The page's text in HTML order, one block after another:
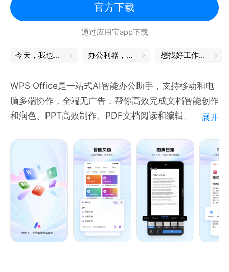
官方下载
通过应用宝app下载
今天，我也是勇敢的打工人 办公利器，让工作更轻松 想找好工作？试试这款APP
WPS Office是一站式AI智能办公助手，支持移动和电
脑多端协作，全端无广告，帮你高效完成文档智能创作
和润色、PPT高效制作、PDF文档阅读和编辑、文件拍
景。
安卓端办公软件，个人版免费使用
用户多:全球用户600,000,000
排名高:全球APP总榜同类产品榜首
体积小:只安装一个应用即可打开所有格式文档
云办公:免费云空间，安全高效，可以在任何设备.上及
展开